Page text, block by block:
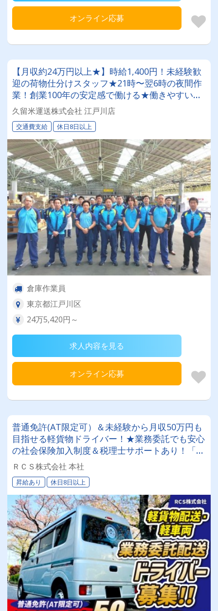
オンライン応募
【月収約24万円以上★】時給1,400円！未経験歓
迎の荷物仕分けスタッフ★21時〜翌6時の夜間作
業！創業100年の安定感で働ける★働きやすい職
場認証「二つ星」獲得★【夜間作業員募集】
久留米運送株式会社 江戸川店
交通費支給 休日8日以上
倉庫作業員
東京都江戸川区
24万5,420円～
求人内容を見る
オンライン応募
普通免許(AT限定可）＆未経験から月収50万円も
目指せる軽貨物ドライバー！★業務委託でも安心
の社会保険加入制度＆税理士サポートあり！「も
っと稼ぎたい」「将来は管理職を目指したい」そ
んなあなたの挑戦をRCS株式会社は全力でバック
アップします◎女性ドライバーも活躍中です✨
ＲＣＳ株式会社 本社
昇給あり 休日8日以上